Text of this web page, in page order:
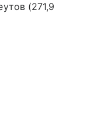
(271,9